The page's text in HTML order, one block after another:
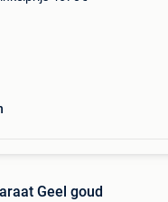
Geel goud